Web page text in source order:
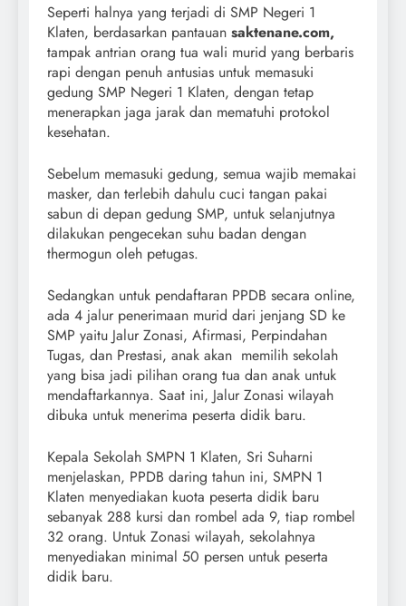
Seperti halnya yang terjadi di SMP Negeri 1
Klaten, berdasarkan pantauan saktenane.com,
tampak antrian orang tua wali murid yang berbaris
rapi dengan penuh antusias untuk memasuki
gedung SMP Negeri 1 Klaten, dengan tetap
menerapkan jaga jarak dan mematuhi protokol
kesehatan.
Sebelum memasuki gedung, semua wajib memakai
masker, dan terlebih dahulu cuci tangan pakai
sabun di depan gedung SMP, untuk selanjutnya
dilakukan pengecekan suhu badan dengan
thermogun oleh petugas.
Sedangkan untuk pendaftaran PPDB secara online,
ada 4 jalur penerimaan murid dari jenjang SD ke
SMP yaitu Jalur Zonasi, Afirmasi, Perpindahan
Tugas, dan Prestasi, anak akan memilih sekolah
yang bisa jadi pilihan orang tua dan anak untuk
mendaftarkannya. Saat ini, Jalur Zonasi wilayah
dibuka untuk menerima peserta didik baru.
Kepala Sekolah SMPN 1 Klaten, Sri Suharni
menjelaskan, PPDB daring tahun ini, SMPN 1
Klaten menyediakan kuota peserta didik baru
sebanyak 288 kursi dan rombel ada 9, tiap rombel
32 orang. Untuk Zonasi wilayah, sekolahnya
menyediakan minimal 50 persen untuk peserta
didik baru.